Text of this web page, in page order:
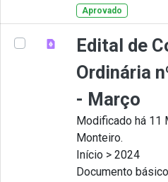
Aprovado
Edital de
Ordinária
- Março
Modificado há 11
Monteiro.
Início > 2024
Documento básico